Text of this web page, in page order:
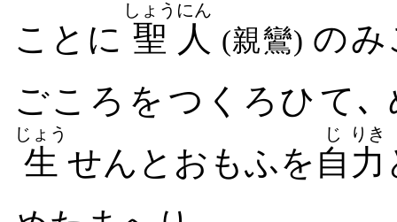
ことに 聖
しょう
人
にん
(親鸞) の​み
ごころ​を​つくろひ​て､
生
じょう
せん​と​おもふ​を 自
じ
力
りき